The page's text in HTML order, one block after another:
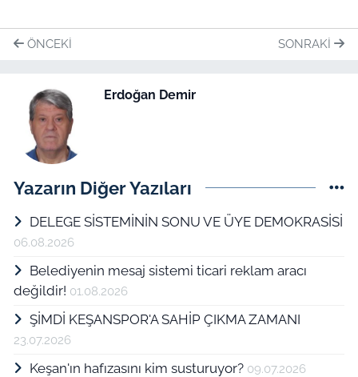
ÖNCEKI SONRAKI
Erdoğan Demir
Yazarın Diğer Yazıları
DELEGE SİSTEMİNİN SONU VE ÜYE DEMOKRASİSİ
06.08.2026
Belediyenin mesaj sistemi ticari reklam aracı
değildir! 01.08.2026
ŞİMDİ KEŞANSPOR'A SAHİP ÇIKMA ZAMANI
23.07.2026
Keşan'ın hafızasını kim susturuyor? 09.07.2026